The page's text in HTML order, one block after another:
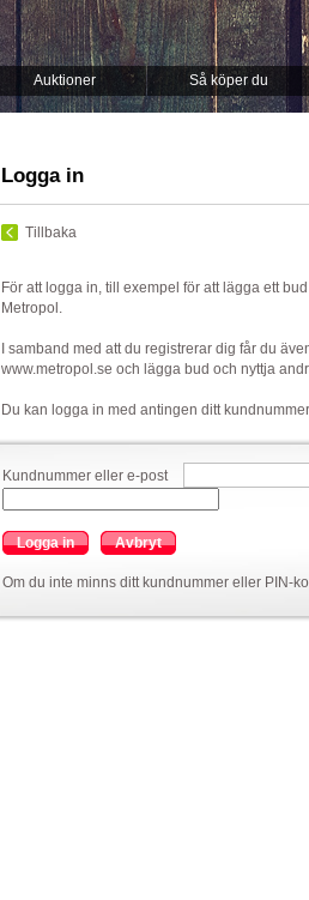
Auktioner Så köper du
Logga in
Tillbaka
För att logga in, till exempel för att lägga ett
Metropol.
I samband med att du registrerar dig får du
www.metropol.se och lägga bud och nyttja
Du kan logga in med antingen ditt
Kundnummer eller e-post
Logga in Avbryt
Om du inte minns ditt kundnummer eller PIN-